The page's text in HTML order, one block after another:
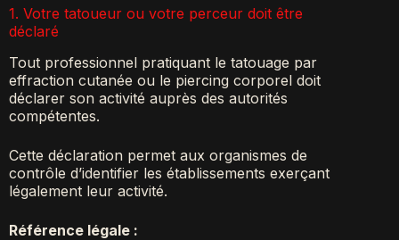
1. Votre tatoueur ou votre perceur doit être
déclaré
Tout professionnel pratiquant le tatouage par
effraction cutanée ou le piercing corporel doit
déclarer son activité auprès des autorités
compétentes.
Cette déclaration permet aux organismes de
contrôle d’identifier les établissements exerçant
légalement leur activité.
Référence légale :